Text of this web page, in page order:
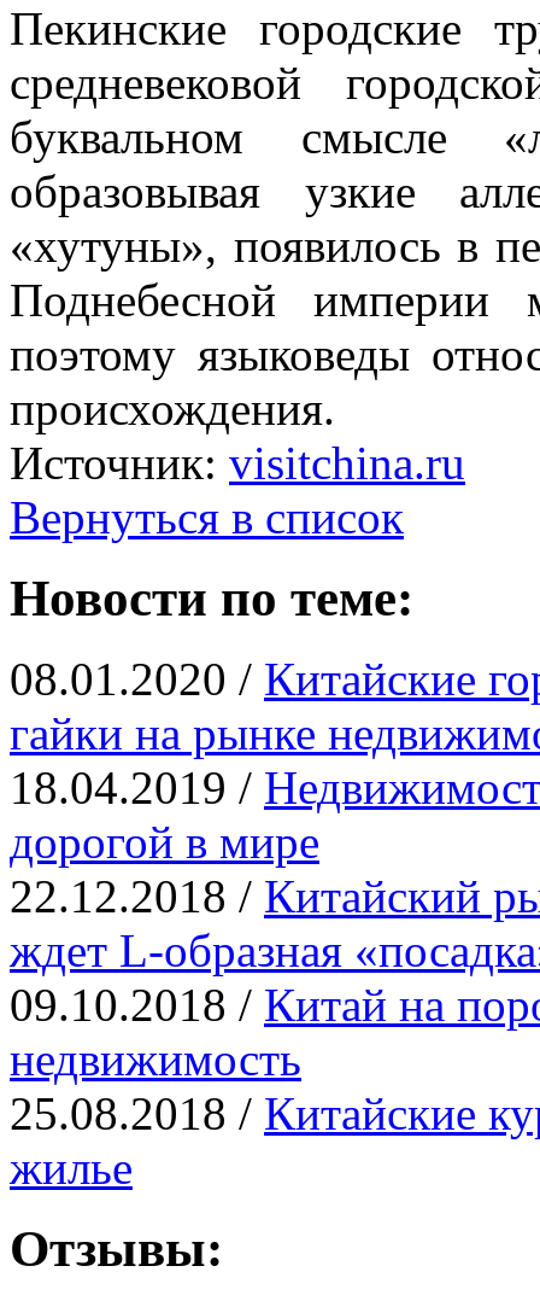
Пекинские городские
средневековой
буквальном смысле
образовывая узкие
«хутуны», появилось в
Поднебесной империи
поэтому языковеды
происхождения.
Источник: visitchina.ru
Вернуться в список
Новости по теме:
08.01.2020 / Китайские
гайки на рынке
18.04.2019 /
дорогой в мире
22.12.2018 / Китайский
ждет L-образная
09.10.2018 / Китай на
недвижимость
25.08.2018 / Китайские
жилье
Отзывы: